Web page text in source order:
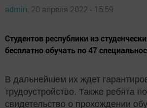
admin, 20 апреля 2022 - 15:59
Студентов республики из
бесплатно обучать по 47
В дальнейшем их ждет
трудоустройство. Также ребята
свидетельство о прохождении